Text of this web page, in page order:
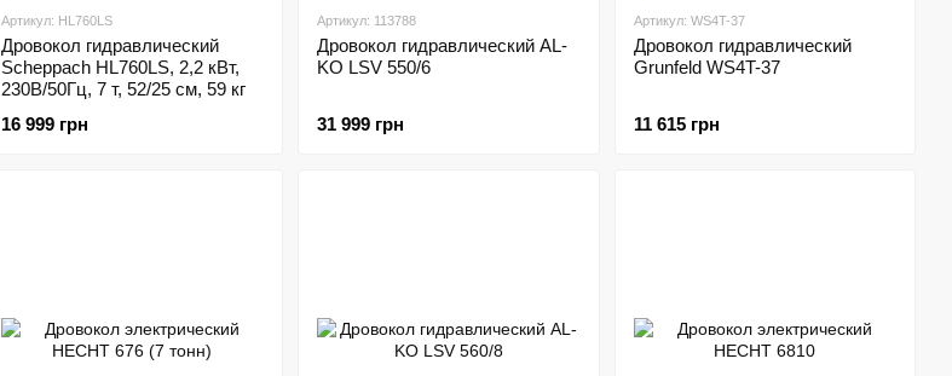
Артикул: HL760LS
Дровокол гидравлический
Scheppach HL760LS, 2,2 кВт,
230В/50Гц, 7 т, 52/25 см, 59 кг
16 999 грн
Артикул: 113788
Дровокол гидравлический AL-
KO LSV 550/6
31 999 грн
Артикул: WS4T-37
Дровокол гидравлический
Grunfeld WS4T-37
11 615 грн